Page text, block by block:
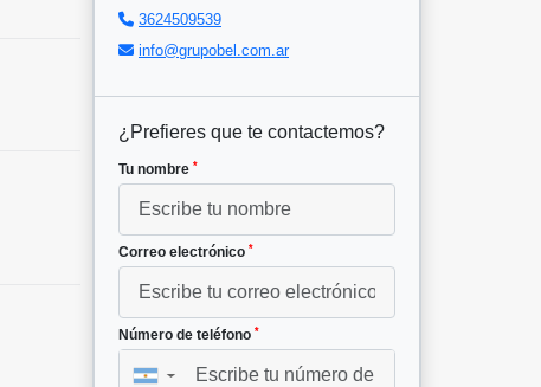
3624509539
info@grupobel.com.ar
¿Prefieres que te contactemos?
Tu nombre *
Correo electrónico *
Número de teléfono *
▼